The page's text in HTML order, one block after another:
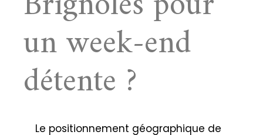
un week-end
détente ?
Le positionnement géographique de